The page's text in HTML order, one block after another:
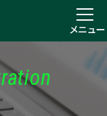
メニュー